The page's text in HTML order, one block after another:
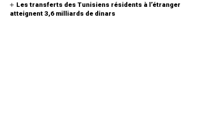
Les transferts des Tunisiens résidents à l’étranger
atteignent 3,6 milliards de dinars